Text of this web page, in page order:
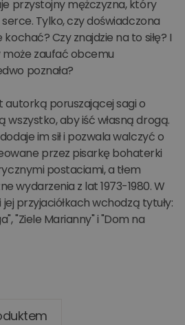
przystojny mężczyzna, który
serce. Tylko, czy doświadczona
Czy znajdzie na to siłę? I
zaufać obcemu
poznała?
autorką poruszającej sagi o
aby iść własną drogą.
im sił i pozwala walczyć o
przez pisarkę bohaterki
postaciami, a tłem
wydarzenia z lat 1973-1980. W
jej przyjaciółkach wchodzą tytuły:
"Ziele Marianny" i "Dom na